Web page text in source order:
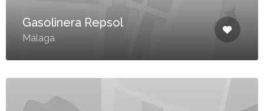
Gasolinera Repsol
Málaga